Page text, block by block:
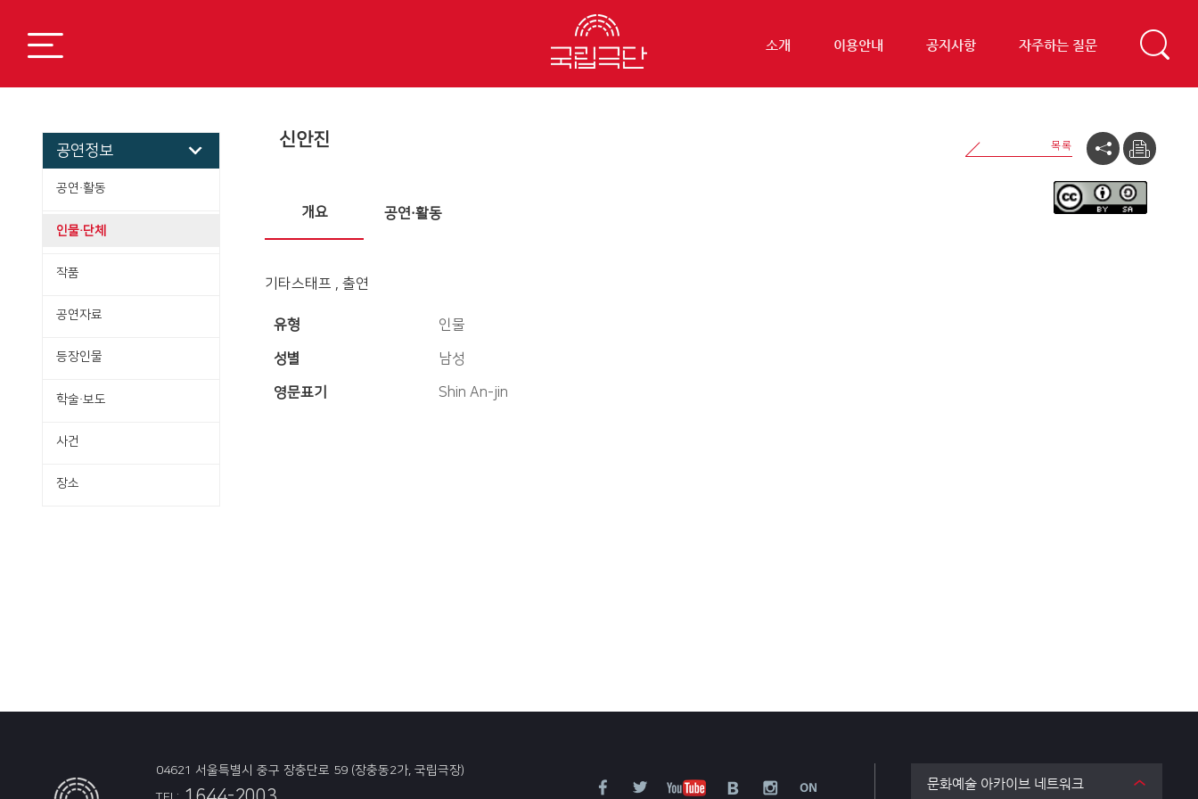
소개 이용안내 공지사항 자주하는 질문
공연정보
공연·활동
인물·단체
작품
공연자료
등장인물
학술·보도
사건
장소
신안진
개요 공연·활동
기타스태프 , 출연
유형 인물
성별 남성
영문표기 Shin An-jin
04621 서울특별시 중구 장충단로 59 (장충동2가, 국립극장)
문화예술 아카이브 네트워크